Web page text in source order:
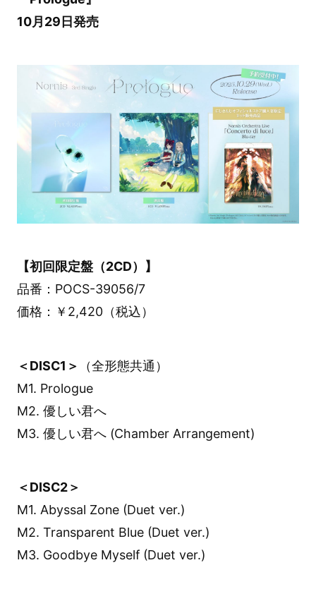
10月29日発売
【初回限定盤（2CD）】
品番：POCS-39056/7
価格：￥2,420（税込）
＜DISC1＞
（全形態共通）
M1. Prologue
M2. 優しい君へ
M3. 優しい君へ (Chamber Arrangement)
＜DISC2＞
M1. Abyssal Zone (Duet ver.)
M2. Transparent Blue (Duet ver.)
M3. Goodbye Myself (Duet ver.)